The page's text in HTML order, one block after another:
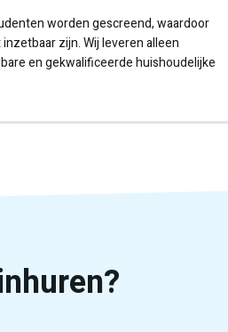
worden gescreend, waardoor
zijn. Wij leveren alleen
en gekwalificeerde huishoudelijke